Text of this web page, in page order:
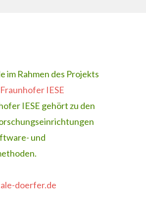
im Rahmen des Projekts
Fraunhofer IESE
IESE gehört zu den
und
doerfer.de